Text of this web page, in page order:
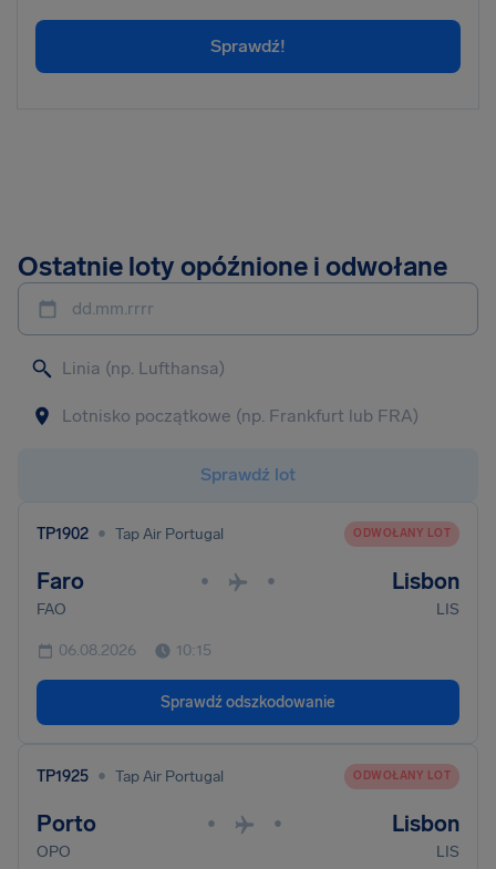
Sprawdź!
Ostatnie loty opóźnione i odwołane
dd.mm.rrrr
Sprawdź lot
TP1902 • Tap Air Portugal ODWOŁANY LOT
Faro • • Lisbon
FAO LIS
06.08.2026 10:15
Sprawdź odszkodowanie
TP1925 • Tap Air Portugal ODWOŁANY LOT
Porto • • Lisbon
OPO LIS